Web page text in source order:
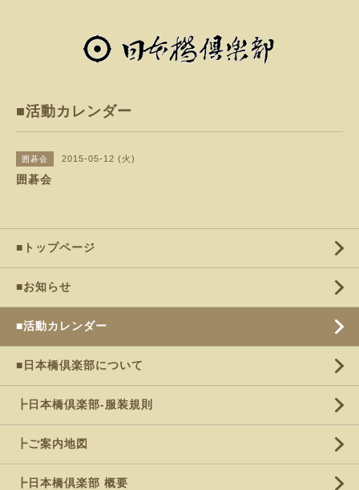
■活動カレンダー
囲碁会 2015-05-12 (火)
囲碁会
■トップページ
■お知らせ
■活動カレンダー
■日本橋倶楽部について
┣日本橋倶楽部-服装規則
┣ご案内地図
┣日本橋倶楽部 概要